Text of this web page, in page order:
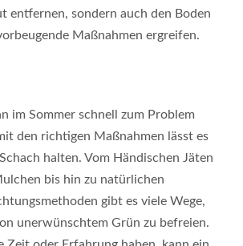
entfernen, sondern auch den Boden
Maßnahmen ergreifen.
im Sommer schnell zum Problem
den richtigen Maßnahmen lässt es
halten. Vom Händischen Jäten
bis hin zu natürlichen
gibt es viele Wege,
unerwünschtem Grün zu befreien.